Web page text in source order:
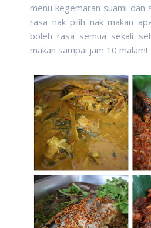
menu kegemaran suami dan
rasa nak pilih nak makan
boleh rasa semua sekali
makan sampai jam 10 malam!